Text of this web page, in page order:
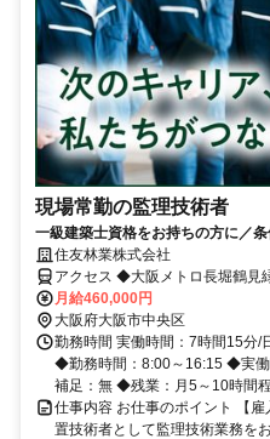
現場常勤の監理技術者
一級建築士資格をお持ちの方に／
物件の現場常駐監理者
住友林業株式会社
アクセス ◆大阪メトロ長堀鶴見
分
月給460,000円
大阪府大阪市中央区
勤務時間 実働時間：7時間15分/
◆勤務時間：8:00～16:15 ◆実
補足：無 ◆残業：月5～10時間
仕事内容 お仕事のポイント 【
置技術者として監理技術業務を